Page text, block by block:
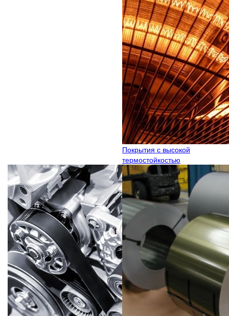
Покрытия с высокой
термостойкостью